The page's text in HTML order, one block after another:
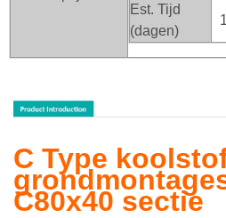
Est. Tijd
(dagen)
C Type
C80x40 sectie